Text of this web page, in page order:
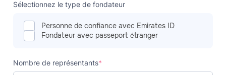
Sélectionnez le type de fondateur
Personne de confiance avec Emirates ID
Fondateur avec passeport étranger
Nombre de représentants*